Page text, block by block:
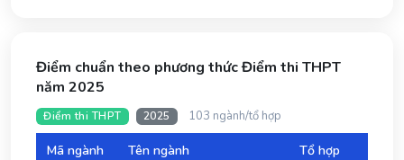
Điểm chuẩn theo phương thức Điểm thi THPT
năm 2025
Điểm thi THPT 2025 103 ngành/tổ hợp
Mã ngành Tên ngành Tổ hợp